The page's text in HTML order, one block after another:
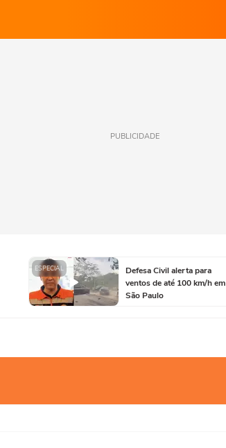
PUBLICIDADE
ESPECIAL
Defesa Civil alerta para
ventos de até 100 km/h em
São Paulo